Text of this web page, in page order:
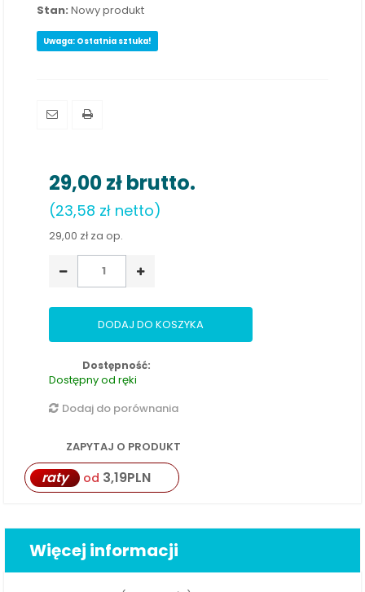
Stan: Nowy produkt
Uwaga: Ostatnia sztuka!
29,00 złbrutto.
(23,58 zł netto)
29,00 zł za op.
DODAJ DO KOSZYKA
Dostępność:
Dostępny od ręki
Dodaj do porównania
ZAPYTAJ O PRODUKT
raty od 3,19PLN
Więcej informacji